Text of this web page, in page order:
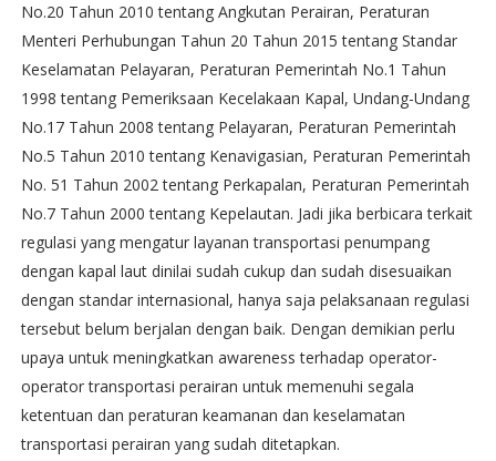
No.20 Tahun 2010 tentang Angkutan Perairan, Peraturan
Menteri Perhubungan Tahun 20 Tahun 2015 tentang Standar
Keselamatan Pelayaran, Peraturan Pemerintah No.1 Tahun
1998 tentang Pemeriksaan Kecelakaan Kapal, Undang-Undang
No.17 Tahun 2008 tentang Pelayaran, Peraturan Pemerintah
No.5 Tahun 2010 tentang Kenavigasian, Peraturan Pemerintah
No. 51 Tahun 2002 tentang Perkapalan, Peraturan Pemerintah
No.7 Tahun 2000 tentang Kepelautan. Jadi jika berbicara terkait
regulasi yang mengatur layanan transportasi penumpang
dengan kapal laut dinilai sudah cukup dan sudah disesuaikan
dengan standar internasional, hanya saja pelaksanaan regulasi
tersebut belum berjalan dengan baik. Dengan demikian perlu
upaya untuk meningkatkan awareness terhadap operator-
operator transportasi perairan untuk memenuhi segala
ketentuan dan peraturan keamanan dan keselamatan
transportasi perairan yang sudah ditetapkan.